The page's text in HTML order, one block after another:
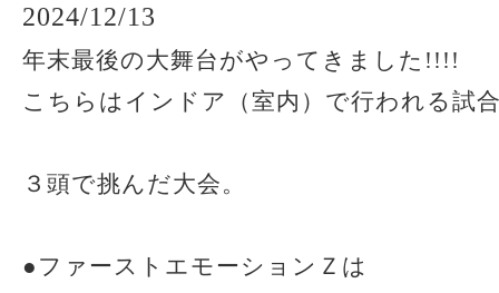
2024/12/13
年末最後の大舞台がやってきました!!!!
こちらはインドア（室内）で行われる試
３頭で挑んだ大会。
●ファーストエモーションＺは